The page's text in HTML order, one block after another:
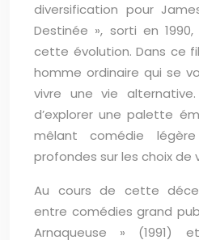
diversification pour
Destinée », sorti en
cette évolution. Dans ce
homme ordinaire qui se
vivre une vie
d’explorer une palette
mêlant comédie
profondes sur les choix de
Au cours de cette
entre comédies grand
Arnaqueuse » (1991)